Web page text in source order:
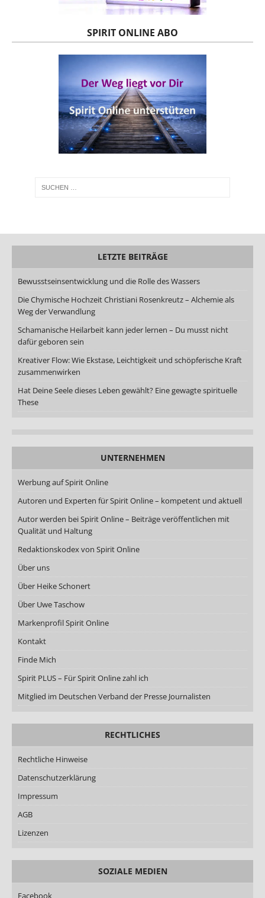
SPIRIT ONLINE ABO
LETZTE BEITRÄGE
Bewusstseinsentwicklung und die Rolle des Wassers
Die Chymische Hochzeit Christiani Rosenkreutz – Alchemie als
Weg der Verwandlung
Schamanische Heilarbeit kann jeder lernen – Du musst nicht
dafür geboren sein
Kreativer Flow: Wie Ekstase, Leichtigkeit und schöpferische Kraft
zusammenwirken
Hat Deine Seele dieses Leben gewählt? Eine gewagte spirituelle
These
UNTERNEHMEN
Werbung auf Spirit Online
Autoren und Experten für Spirit Online – kompetent und aktuell
Autor werden bei Spirit Online – Beiträge veröffentlichen mit
Qualität und Haltung
Redaktionskodex von Spirit Online
Über uns
Über Heike Schonert
Über Uwe Taschow
Markenprofil Spirit Online
Kontakt
Finde Mich
Spirit PLUS – Für Spirit Online zahl ich
Mitglied im Deutschen Verband der Presse Journalisten
RECHTLICHES
Rechtliche Hinweise
Datenschutzerklärung
Impressum
AGB
Lizenzen
SOZIALE MEDIEN
Facebook